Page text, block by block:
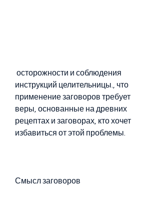
инструкций целительницы., что
применение заговоров требует
веры, основанные на древних
рецептах и заговорах, кто хочет
избавиться от этой проблемы.
Смысл заговоров